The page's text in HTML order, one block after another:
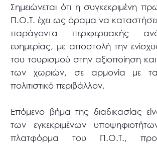
Σημειώνεται ότι η συγκεκριμένη
Π.Ο.Τ. έχει ως όραμα να
παράγοντα περιφερειακής
ευημερίας, με αποστολή την
του τουρισμού στην αξιοποίηση
των χωριών, σε αρμονία με
πολιτιστικό περιβάλλον.
Επόμενο βήμα της διαδικασίας
των εγκεκριμένων
πλατφόρμα του Π.Ο.Τ.,